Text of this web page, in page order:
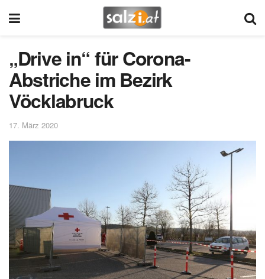
„Drive in“ für Corona-
Abstriche im Bezirk
Vöcklabruck
17. März 2020